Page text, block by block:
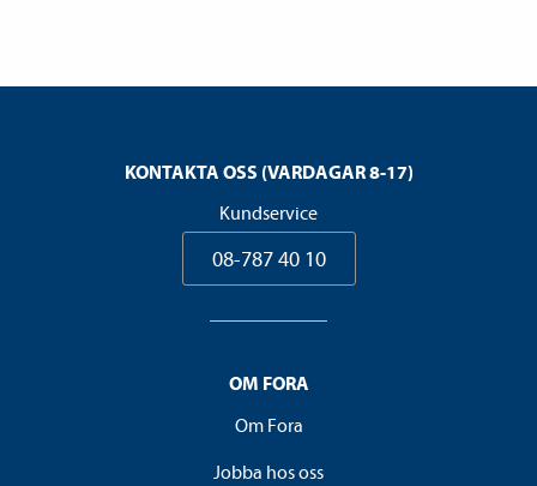
KONTAKTA OSS (VARDAGAR 8-17)
Kundservice
08-787 40 10
OM FORA
Om Fora
Jobba hos oss